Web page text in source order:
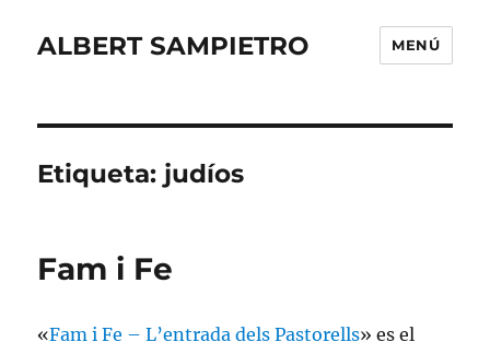
ALBERT SAMPIETRO MENÚ
Etiqueta: judíos
Fam i Fe
«Fam i Fe – L’entrada dels Pastorells» es el